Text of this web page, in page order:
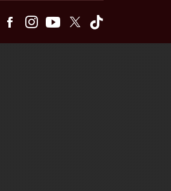
TelegramFacebookInstagramYoutubeTwitter